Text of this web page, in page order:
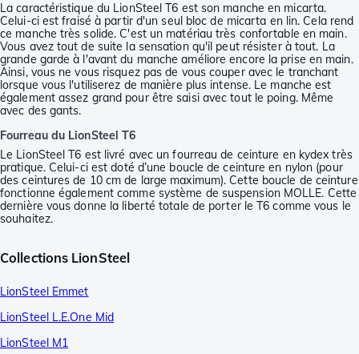
La caractéristique du LionSteel T6 est son manche en micarta.
Celui-ci est fraisé à partir d'un seul bloc de micarta en lin. Cela rend
ce manche très solide. C'est un matériau très confortable en main.
Vous avez tout de suite la sensation qu'il peut résister à tout. La
grande garde à l'avant du manche améliore encore la prise en main.
Ainsi, vous ne vous risquez pas de vous couper avec le tranchant
lorsque vous l'utiliserez de manière plus intense. Le manche est
également assez grand pour être saisi avec tout le poing. Même
avec des gants.
Fourreau du LionSteel T6
Le LionSteel T6 est livré avec un fourreau de ceinture en kydex très
pratique. Celui-ci est doté d’une boucle de ceinture en nylon (pour
des ceintures de 10 cm de large maximum). Cette boucle de ceinture
fonctionne également comme système de suspension MOLLE. Cette
dernière vous donne la liberté totale de porter le T6 comme vous le
souhaitez.
Collections LionSteel
LionSteel Emmet
LionSteel L.E.One Mid
LionSteel M1